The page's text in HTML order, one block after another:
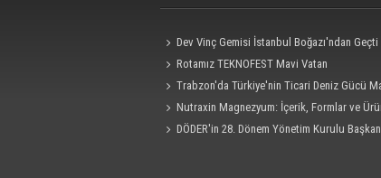
Dev Vinç Gemisi İstanbul Boğazı'ndan Geçti
Rotamız TEKNOFEST Mavi Vatan
Trabzon'da Türkiye'nin Ticari Deniz Gücü
Nutraxin Magnezyum: İçerik, Formlar ve
Rehberi
DÖDER'in 28. Dönem Yönetim Kurulu